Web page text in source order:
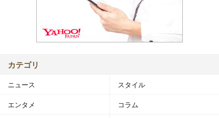
カテゴリ
ニュース スタイル
エンタメ コラム